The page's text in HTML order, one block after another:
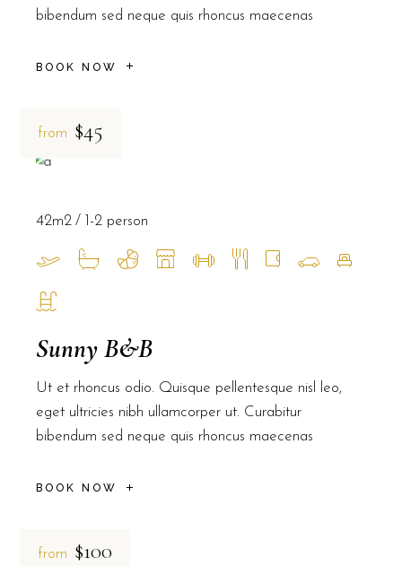
bibendum sed neque quis rhoncus maecenas
BOOK NOW
from $45
Sunny B&B
Ut et rhoncus odio. Quisque pellentesque nisl leo,
eget ultricies nibh ullamcorper ut. Curabitur
bibendum sed neque quis rhoncus maecenas
BOOK NOW
42m2 1-2 person
from $100